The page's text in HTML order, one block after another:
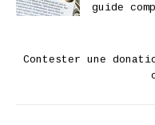
guide
Contester une